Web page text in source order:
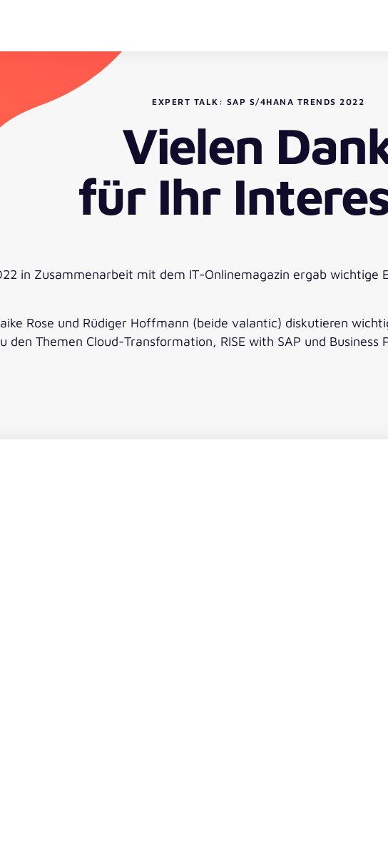
EXPERT TALK: SAP S/4HANA TRENDS 2022
Vielen
für Ihr
in Zusammenarbeit mit dem IT-Onlinemagazin ergab wichtige
Rose und Rüdiger Hoffmann (beide valantic) diskutieren
den Themen Cloud-Transformation, RISE with SAP und Business